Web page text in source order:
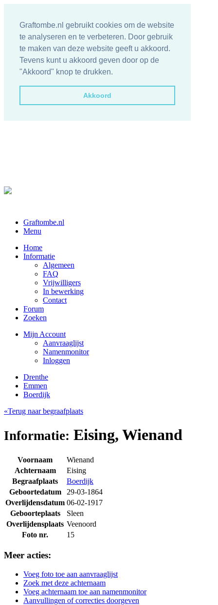
Graftombe.nl gebruikt cookies om de website
te analyseren en te verbeteren. Door gebruik
te maken van deze website geeft u akkoord.
Tevens kunt u akkoord geven door op de
"Akkoord" knop te drukken.
Akkoord
Graftombe.nl
Menu
Home
Informatie
Algemeen
FAQ
Vrijwilligers
In bewerking
Contact
Forum
Zoeken
Mijn Account
Aanvraaglijst
Namenmonitor
Inloggen
Drenthe
Emmen
Boerdijk
«Terug naar begraafplaats
Informatie: Eising, Wienand
Voornaam
Wienand
Achternaam
Eising
Begraafplaats
Boerdijk
Geboortedatum
29-03-1864
Overlijdensdatum 06-02-1917
Geboorteplaats
Sleen
Overlijdensplaats Veenoord
Foto nr.
15
Meer acties:
Voeg foto toe aan aanvraaglijst
Zoek met deze achternaam
Voeg achternaam toe aan namenmonitor
Aanvullingen of correcties doorgeven